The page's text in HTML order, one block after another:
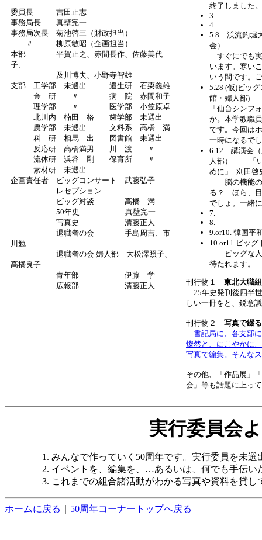
委員長 吉田正志
事務局長 真壁完一
事務局次長 菊池啓三（財政担当）
〃 柳原敏昭（企画担当）
本部 平賀正之、赤間長作、佐藤美代
子、
及川博夫、小野寺智雄
支部 工学部 未選出 遺生研 石栗義雄
金 研 〃 病 院 赤間和子
理学部 〃 医学部 小笠原卓
北川内 楠田 格 歯学部 未選出
農学部 未選出 文科系 高橋 満
科 研 相馬 出 図書館 未選出
反応研 高橋満男 川 渡 〃
流体研 浜谷 剛 保育所 〃
素材研 未選出
企画責任者 ビッグコンサート 武藤弘子
レセプション
ビッグ対談 高橋 満
50年史 真壁完一
写真史 清藤正人
退職者の会 手島周吉、市
川勉
退職者の会 婦人部 大松澤照子、
高橋良子
青年部 伊藤 学
広報部 清藤正人
終了しました。
3.
4.
5.8 渓流釣堀
会）
すぐにでも
います。寒い
いう間です。
5.28 (仮)ビッ
館・婦人部)
「仙台シンフ
か。本学教職
です。今回は
一時になるで
6.12 講演会（
人部） 「い
めに」 -刈田啓
脳の機能の
る？ ほら、目
でしょ。一緒
7.
8.
9.or10. 韓国平
10.or11.ビッ
ビッグな人
待たれます。
刊行物１ 東北大職
25年史発刊後四半
しい一冊をと、鋭意
刊行物２ 写真で綴
書記局に、各支部
燦然と、にこやかに
写真で編集。そんな
その他、「作品展」
会」等も話題に上っ
実行委員会
みんなで作っていく50周年です。実行委員を未
イベントを、編集を、…あるいは、何でも手伝い
これまでの組合諸活動がわかる写真や資料を貸
ホームに戻る 50周年コーナートップへ戻る